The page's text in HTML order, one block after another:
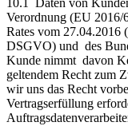
Verordnung (EU 2016/
Rates vom
DSGVO) und des
Kunde nimmt davon
geltendem Recht zum
wir uns das Recht
Vertragserfüllung